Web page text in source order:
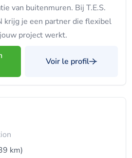
van buitenmuren. Bij T.E.S.
krijg je een partner die flexibel
project werkt.
Voir le profil
km)